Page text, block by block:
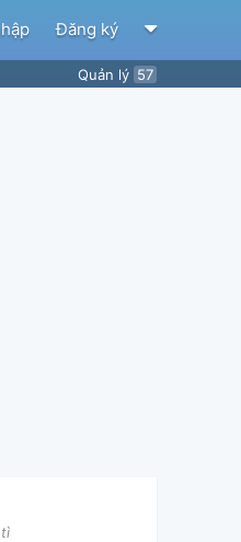
Đăng ký
Quản lý 57